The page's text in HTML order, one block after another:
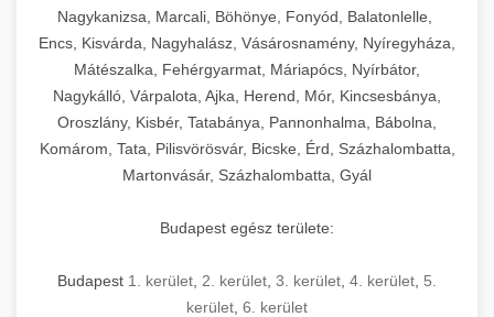
Nagykanizsa, Marcali, Böhönye, Fonyód, Balatonlelle,
Encs, Kisvárda, Nagyhalász, Vásárosnamény, Nyíregyháza,
Mátészalka, Fehérgyarmat, Máriapócs, Nyírbátor,
Nagykálló, Várpalota, Ajka, Herend, Mór, Kincsesbánya,
Oroszlány, Kisbér, Tatabánya, Pannonhalma, Bábolna,
Komárom, Tata, Pilisvörösvár, Bicske, Érd, Százhalombatta,
Martonvásár, Százhalombatta, Gyál
Budapest egész területe:
Budapest 1. kerület 2. kerület 3. kerület 4. kerület 5.
kerület 6. kerület